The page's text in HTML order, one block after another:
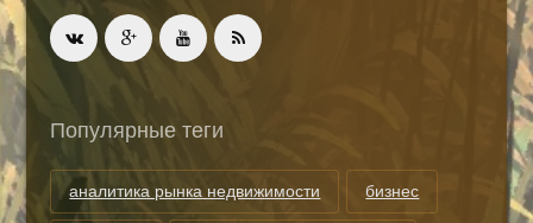
Популярные теги
аналитика рынка недвижимости бизнес